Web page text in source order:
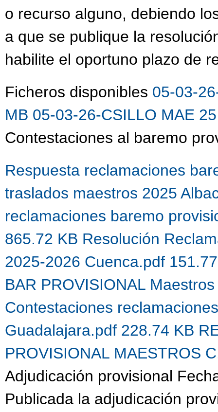
o recurso alguno, debiendo
a que se publique la
habilite el oportuno plazo de
Ficheros disponibles 05-03-
MB 05-03-26-CSILLO MAE
Contestaciones al baremo
Respuesta reclamaciones
traslados maestros 2025
reclamaciones baremo
865.72 KB Resolución
2025-2026 Cuenca.pdf
BAR PROVISIONAL
Contestaciones
Guadalajara.pdf 228.74 KB
PROVISIONAL MAESTROS
Adjudicación provisional
Publicada la adjudicación